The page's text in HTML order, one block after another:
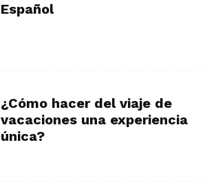
Español
¿Cómo hacer del viaje de
vacaciones una experiencia
única?